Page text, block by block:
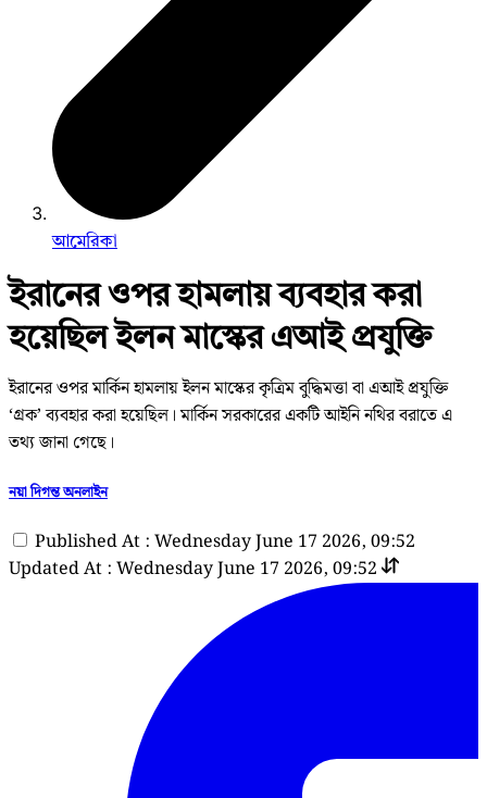
আমেরিকা
ইরানের ওপর হামলায় ব্যবহার করা
হয়েছিল ইলন মাস্কের এআই প্রযুক্তি
ইরানের ওপর মার্কিন হামলায় ইলন মাস্কের কৃত্রিম বুদ্ধিমত্তা বা এআই প্রযুক্তি
‘গ্রক’ ব্যবহার করা হয়েছিল। মার্কিন সরকারের একটি আইনি নথির বরাতে এ
তথ্য জানা গেছে।
নয়া দিগন্ত অনলাইন
Published At : Wednesday June 17 2026, 09:52
Updated At : Wednesday June 17 2026, 09:52